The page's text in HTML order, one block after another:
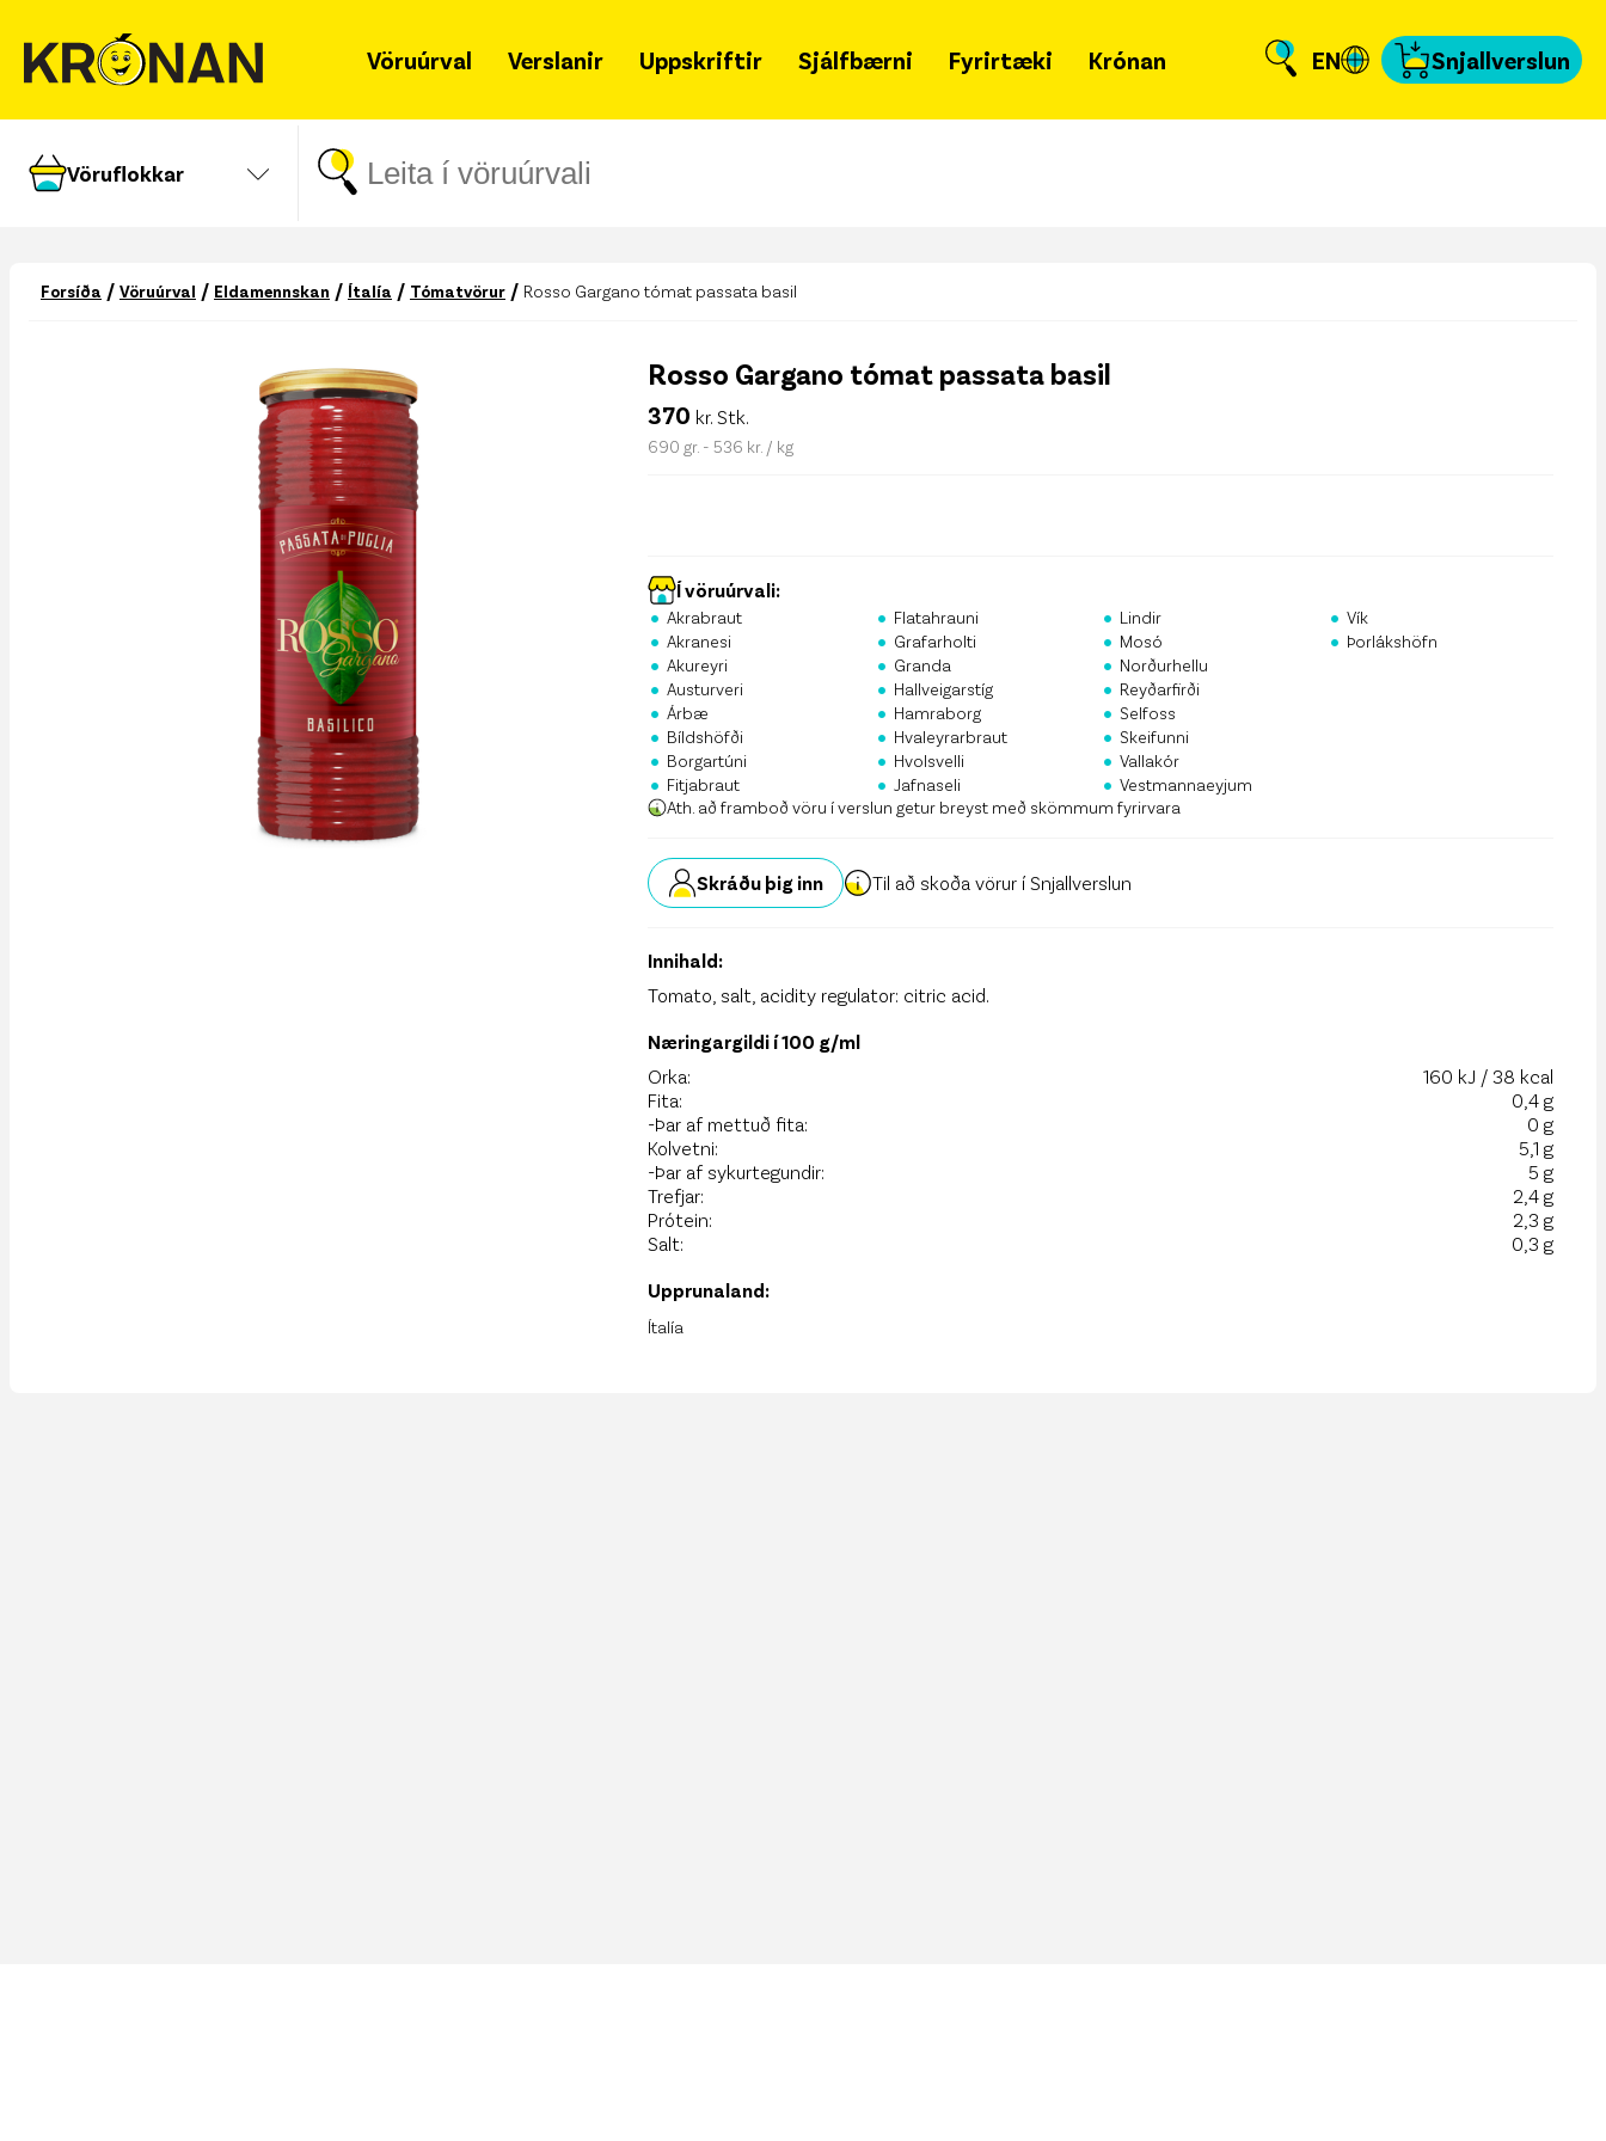
Vöruúrval Verslanir Uppskriftir Sjálfbærni
Matarsóun
Fyrirtæki Krónan
Skrá á póstlista
EN Snjallverslun
Vöruflokkar
Forsíða / Vöruúrval / Eldamennskan / Ítalía / Tómatvörur / Rosso Gargano tómat passata basil
Rosso Gargano tómat passata basil
370 kr. Stk.
690 gr. - 536 kr. / kg
Í vöruúrvali:
• Akrabraut
• Akranesi
• Akureyri
• Austurveri
• Árbæ
• Bíldshöfði
• Borgartúni
• Fitjabraut
• Flatahrauni
• Grafarholti
• Granda
• Hallveigarstíg
• Hamraborg
• Hvaleyrarbraut
• Hvolsvelli
• Jafnaseli
• Lindir
• Mosó
• Norðurhellu
• Reyðarfirði
• Selfoss
• Skeifunni
• Vallakór
• Vestmannaeyjum
• Vík
• Þorlákshöfn
Ath. að framboð vöru í verslun getur breyst með skömmum fyrirvara
Skráðu þig inn Til að skoða vörur í Snjallverslun
Innihald:
Tomato, salt, acidity regulator: citric acid.
Næringargildi í 100 g/ml
Orka:
160 kJ / 38 kcal
Fita:
0,4 g
-Þar af mettuð fita:
0 g
Kolvetni:
5,1 g
-Þar af sykurtegundir:
5 g
Trefjar:
2,4 g
Prótein:
2,3 g
Salt:
0,3 g
Upprunaland:
Ítalía